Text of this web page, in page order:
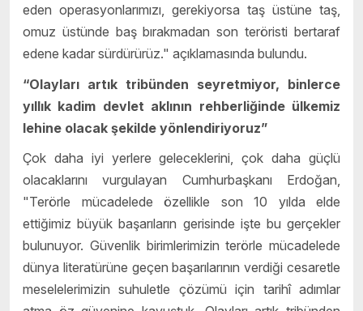
eden operasyonlarımızı, gerekiyorsa taş üstüne taş,
omuz üstünde baş bırakmadan son teröristi bertaraf
edene kadar sürdürürüz." açıklamasında bulundu.
“Olayları artık tribünden seyretmiyor, binlerce
yıllık kadim devlet aklının rehberliğinde ülkemiz
lehine olacak şekilde yönlendiriyoruz”
Çok daha iyi yerlere geleceklerini, çok daha güçlü
olacaklarını vurgulayan Cumhurbaşkanı Erdoğan,
"Terörle mücadelede özellikle son 10 yılda elde
ettiğimiz büyük başarıların gerisinde işte bu gerçekler
bulunuyor. Güvenlik birimlerimizin terörle mücadelede
dünya literatürüne geçen başarılarının verdiği cesaretle
meselelerimizin suhuletle çözümü için tarihî adımlar